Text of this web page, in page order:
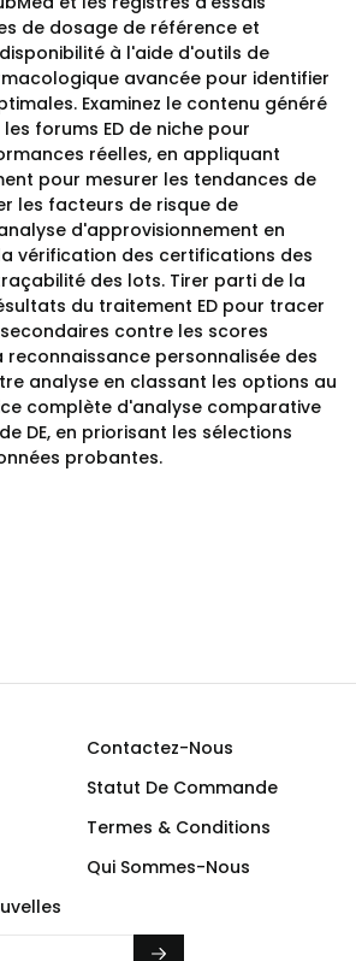
de dosage de référence et
à l'aide d'outils de
avancée pour identifier
Examinez le contenu généré
forums ED de niche pour
réelles, en appliquant
pour mesurer les tendances de
les facteurs de risque de
d'approvisionnement en
vérification des certifications des
des lots. Tirer parti de la
du traitement ED pour tracer
contre les scores
personnalisée des
analyse en classant les options au
complète d'analyse comparative
DE, en priorisant les sélections
probantes.
Contactez-Nous
Statut De Commande
Termes & Conditions
Qui Sommes-Nous